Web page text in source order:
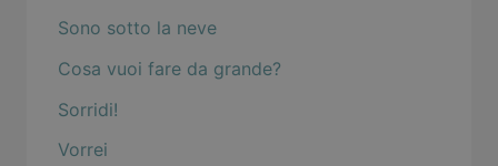
Sono sotto la neve
Cosa vuoi fare da grande?
Sorridi!
Vorrei